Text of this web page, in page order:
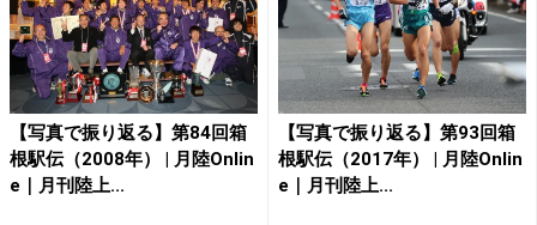
【写真で振り返る】第84回箱
根駅伝（2008年） | 月陸Onlin
e｜月刊陸上...
【写真で振り返る】第93回箱
根駅伝（2017年） | 月陸Onlin
e｜月刊陸上...